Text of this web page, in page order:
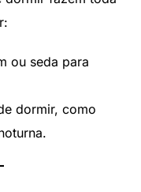
ou seda para
dormir, como